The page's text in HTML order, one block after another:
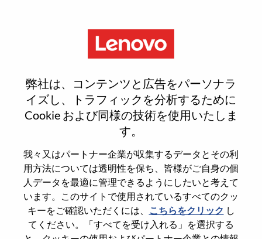
弊社は、コンテンツと広告をパーソナラ
イズし、トラフィックを分析するために
Cookie および同様の技術を使用いたしま
す。
我々又はパートナー企業が収集するデータとその利
用方法については透明性を保ち、皆様がご自身の個
人データを最適に管理できるようにしたいと考えて
います。このサイトで使用されているすべてのクッ
キーをご確認いただくには、
こちらをクリック し
てください。「すべてを受け入れる」を選択する
Reset password
本当にパスワードをリセットします
Enter the email address associated with your
account, then click "Continue".
パスワードをリセットするためにリンクを
emailに送ります